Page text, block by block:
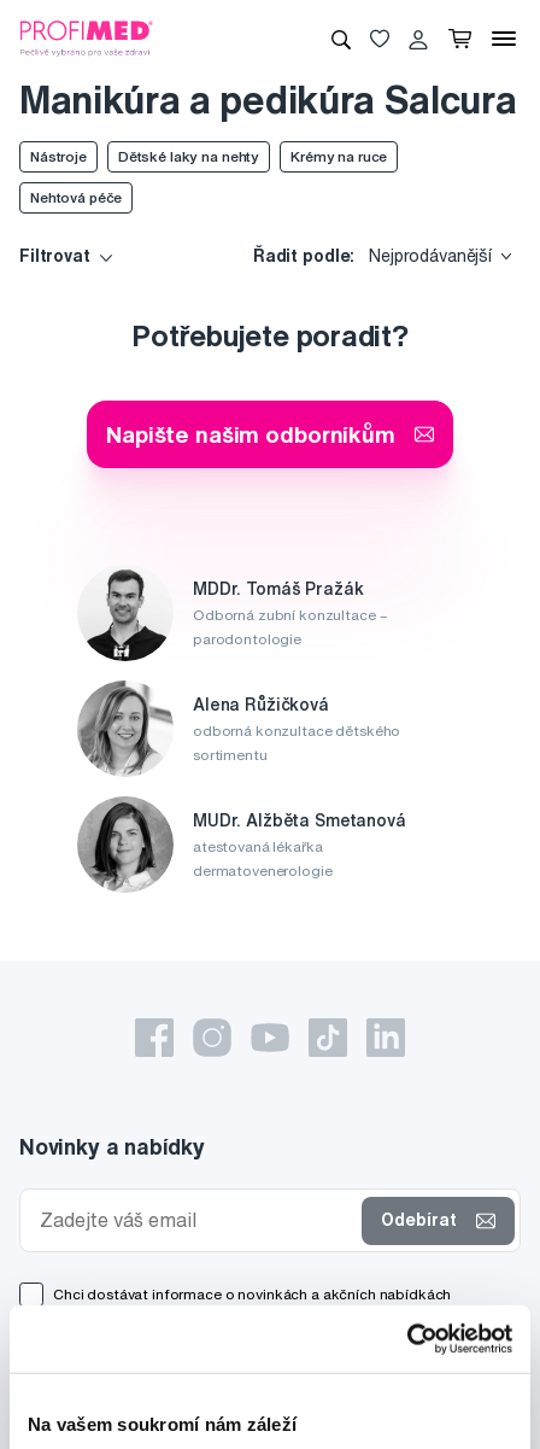
Na vašem soukromí nám záleží
Manikúra a pedikúra Salcura
Nástroje Dětské laky na nehty Krémy na ruce
Nehtová péče
Filtrovat Řadit podle: Nejprodávanější
Potřebujete poradit?
Napište našim odborníkům
MDDr. Tomáš Pražák
Odborná zubní konzultace –
parodontologie
Alena Růžičková
odborná konzultace dětského
sortimentu
MUDr. Alžběta Smetanová
atestovaná lékařka
dermatovenerologie
Novinky a nabídky
Odebírat
Chci dostávat informace o novinkách a akčních nabídkách